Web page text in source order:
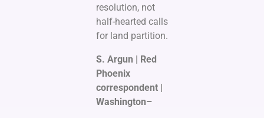
resolution, not
half-hearted calls
for land partition.
S. Argun | Red
Phoenix
correspondent |
Washington–